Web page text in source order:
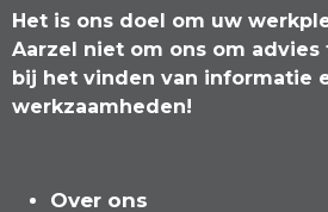
Het is ons doel om uw
Aarzel niet om ons om
bij het vinden van informatie
werkzaamheden!
Over ons